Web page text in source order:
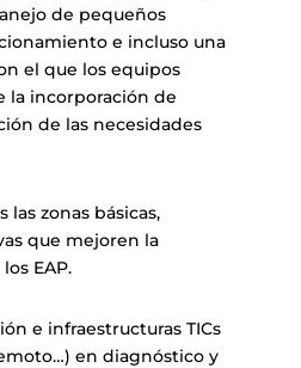
de pequeños
e incluso una
el que los equipos
la incorporación de
de las necesidades
las zonas básicas,
que mejoren la
EAP.
e infraestructuras TICs
en diagnóstico y